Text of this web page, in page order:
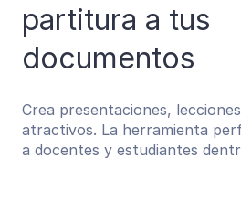
partitura a tus
documentos
Crea presentaciones,
atractivos. La herramienta
a docentes y estudiantes